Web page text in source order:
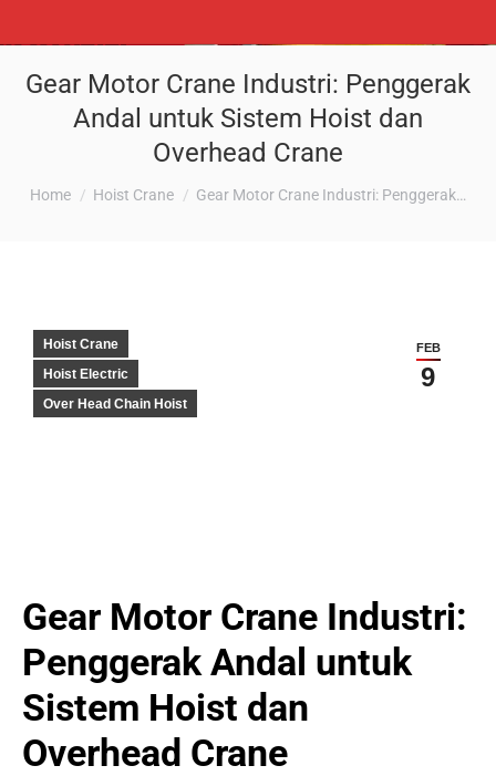
Gear Motor Crane Industri: Penggerak
Andal untuk Sistem Hoist dan
Overhead Crane
Home Hoist Crane Gear Motor Crane Industri: Penggerak…
FEB
9
Hoist Crane
Hoist Electric
Over Head Chain Hoist
Gear Motor Crane Industri:
Penggerak Andal untuk
Sistem Hoist dan
Overhead Crane